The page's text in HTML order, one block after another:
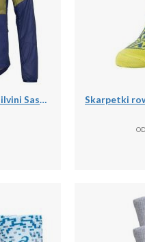
Kurtka wodoodporna Silvini Sassolungo